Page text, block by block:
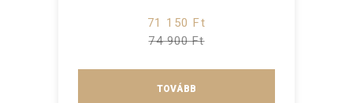
71 150 Ft
74 900 Ft
TOVÁBB